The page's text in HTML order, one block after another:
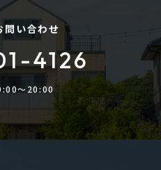
問い合わせ
4126
〜20:00